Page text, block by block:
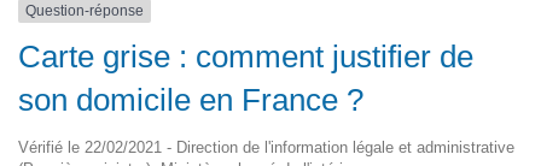
Question-réponse
Carte grise : comment justifier de
son domicile en France ?
Vérifié le 22/02/2021 - Direction de l'information légale et administrative